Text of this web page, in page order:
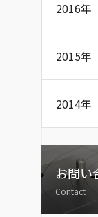
2016年
2015年
2014年
お問い
Contact